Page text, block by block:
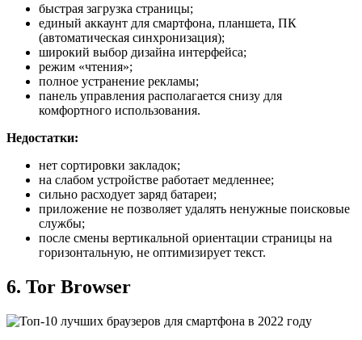
быстрая загрузка страницы;
единый аккаунт для смартфона, планшета, ПК
(автоматическая синхронизация);
широкий выбор дизайна интерфейса;
режим «чтения»;
полное устранение рекламы;
панель управления располагается снизу для
комфортного использования.
Недостатки:
нет сортировки закладок;
на слабом устройстве работает медленнее;
сильно расходует заряд батареи;
приложение не позволяет удалять ненужные поисковые
службы;
после смены вертикальной ориентации страницы на
горизонтальную, не оптимизирует текст.
6. Tor Browser